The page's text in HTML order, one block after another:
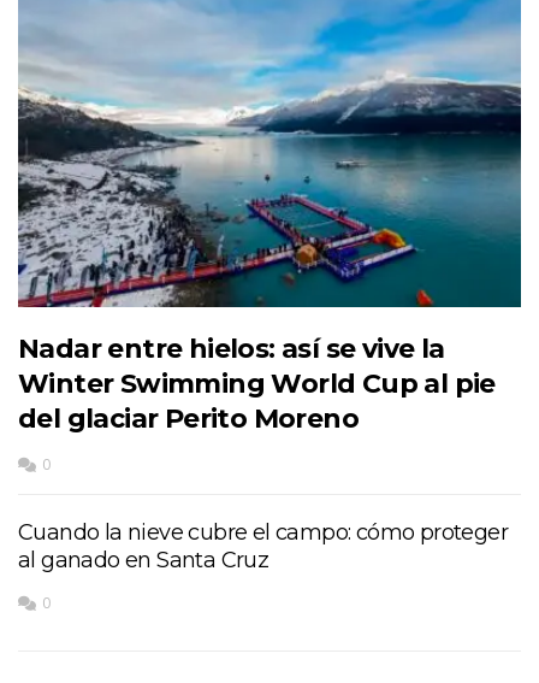
Nadar entre hielos: así se vive la
Winter Swimming World Cup al pie
del glaciar Perito Moreno
0
Cuando la nieve cubre el campo: cómo proteger
al ganado en Santa Cruz
0